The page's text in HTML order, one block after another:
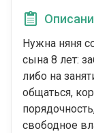
Нужна няня
сына 8 лет:
либо на
общаться,
свободное